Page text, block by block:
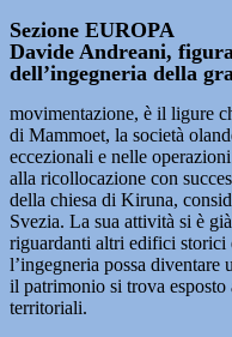
Sezione EUROPA
Davide Andreani,
dell’ingegneria della
movimentazione, è il ligure
di Mammoet, la società
eccezionali e nelle
alla ricollocazione con
della chiesa di Kiruna,
Svezia. La sua attività si è
riguardanti altri edifici storici
l’ingegneria possa
il patrimonio si trova
territoriali.